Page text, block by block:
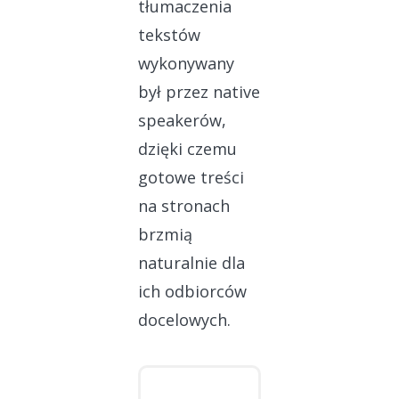
tłumaczenia
tekstów
wykonywany
był przez native
speakerów,
dzięki czemu
gotowe treści
na stronach
brzmią
naturalnie dla
ich odbiorców
docelowych.